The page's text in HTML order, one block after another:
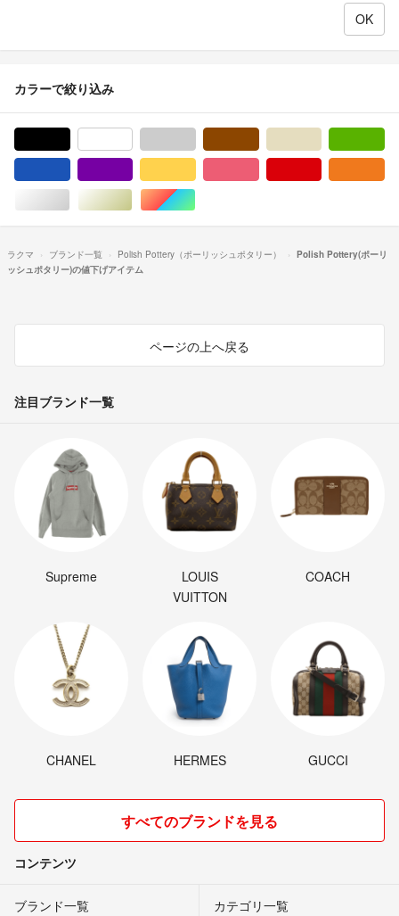
カラーで絞り込み
シルバー/銀色系ゴールド/金色系マルチカラー
ラクマ ブランド一覧 Polish Pottery（ポーリッシュポタリー）
Polish Pottery(ポーリ
ッシュポタリー)の値下げアイテム
ページの上へ戻る
注目ブランド一覧
Supreme
LOUIS
VUITTON
COACH
CHANEL HERMES GUCCI
すべてのブランドを見る
コンテンツ
ブランド一覧 カテゴリ一覧